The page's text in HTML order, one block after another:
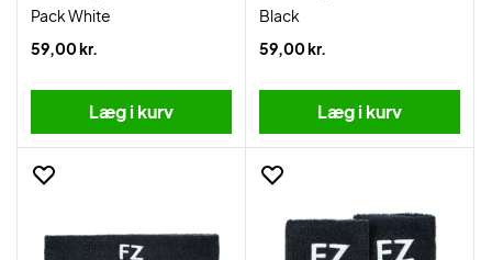
Pack White
59,00 kr.
Læg i kurv
Black
59,00 kr.
Læg i kurv